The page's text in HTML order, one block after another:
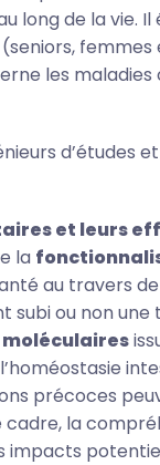
long de la vie.
les
d’études
et leurs
la
au travers
ou non une
précoces
la
impacts